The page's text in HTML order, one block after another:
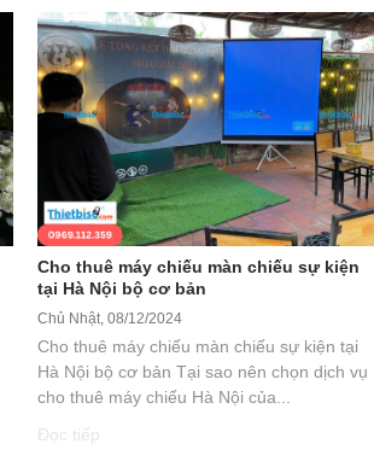
Cho thuê máy chiếu màn chiếu sự kiện
tại Hà Nội bộ cơ bản
Chủ Nhật, 08/12/2024
Cho thuê máy chiếu màn chiếu sự kiện tại
Hà Nội bộ cơ bản Tại sao nên chọn dịch vụ
cho thuê máy chiếu Hà Nội của...
Đọc tiếp